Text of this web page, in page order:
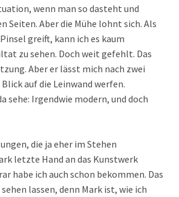
wenn man so dasteht und
Seiten. Aber die Mühe lohnt sich. Als
greift, kann ich es kaum
zu sehen. Doch weit gefehlt. Das
Aber er lässt mich nach zwei
auf die Leinwand werfen.
sehe: Irgendwie modern, und doch
die ja eher im Stehen
letzte Hand an das Kunstwerk
habe ich auch schon bekommen. Das
lassen, denn Mark ist, wie ich